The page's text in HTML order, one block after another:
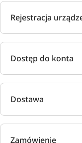
Rejestracja
Dostęp do konta
Dostawa
Zamówienie